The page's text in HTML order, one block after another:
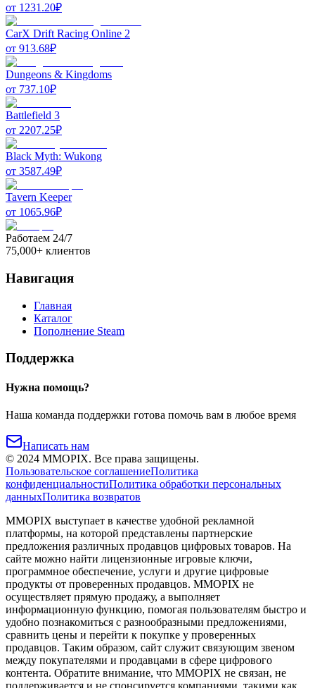
от 1231.20₽
CarX Drift Racing Online 2
от 913.68₽
Dungeons & Kingdoms
от 737.10₽
Battlefield 3
от 2207.25₽
Black Myth: Wukong
от 3587.49₽
Tavern Keeper
от 1065.96₽
Работаем 24/7
75,000+ клиентов
Навигация
Главная
Каталог
Пополнение Steam
Поддержка
Нужна помощь?
Наша команда поддержки готова помочь вам в любое время
Написать нам
© 2024 MMOPIX. Все права защищены.
Пользовательское соглашениеПолитика
конфиденциальностиПолитика обработки персональных
данныхПолитика возвратов
MMOPIX выступает в качестве удобной рекламной
платформы, на которой представлены партнерские
предложения различных продавцов цифровых товаров. На
сайте можно найти лицензионные игровые ключи,
программное обеспечение, услуги и другие цифровые
продукты от проверенных продавцов. MMOPIX не
осуществляет прямую продажу, а выполняет
информационную функцию, помогая пользователям быстро и
удобно познакомиться с разнообразными предложениями,
сравнить цены и перейти к покупке у проверенных
продавцов. Таким образом, сайт служит связующим звеном
между покупателями и продавцами в сфере цифрового
контента. Обратите внимание, что MMOPIX не связан, не
поддерживается и не спонсируется компаниями, такими как